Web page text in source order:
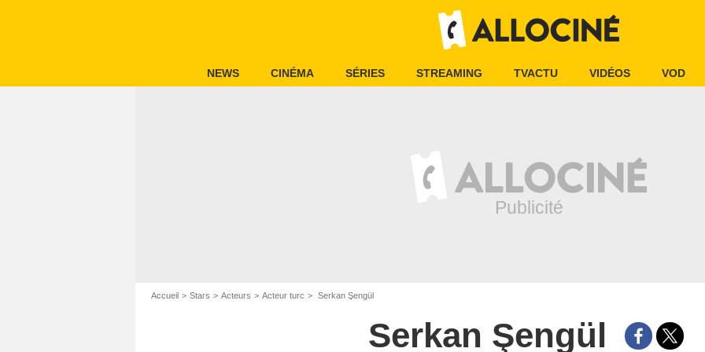
NEWS CINÉMA SÉRIES STREAMING TVACTU VIDÉOS VOD
Accueil Stars Acteurs Acteur turc Serkan Şengül
Serkan Şengül